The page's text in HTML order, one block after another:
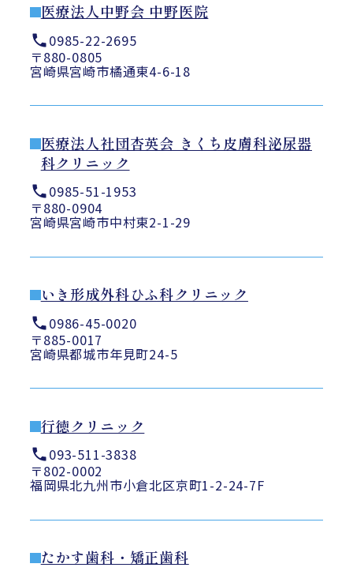
医療法人中野会 中野医院
0985-22-2695
〒880-0805
宮崎県宮崎市橘通東4-6-18
医療法人社団杏英会 きくち皮膚科泌尿器
科クリニック
0985-51-1953
〒880-0904
宮崎県宮崎市中村東2-1-29
いき形成外科ひふ科クリニック
0986-45-0020
〒885-0017
宮崎県都城市年見町24-5
行徳クリニック
093-511-3838
〒802-0002
福岡県北九州市小倉北区京町1-2-24-7F
たかす歯科・矯正歯科